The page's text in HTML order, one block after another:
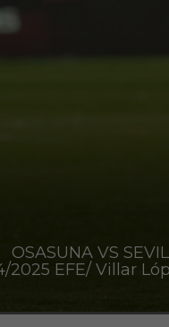
OSASUNA VS
2025 EFE/ Villar